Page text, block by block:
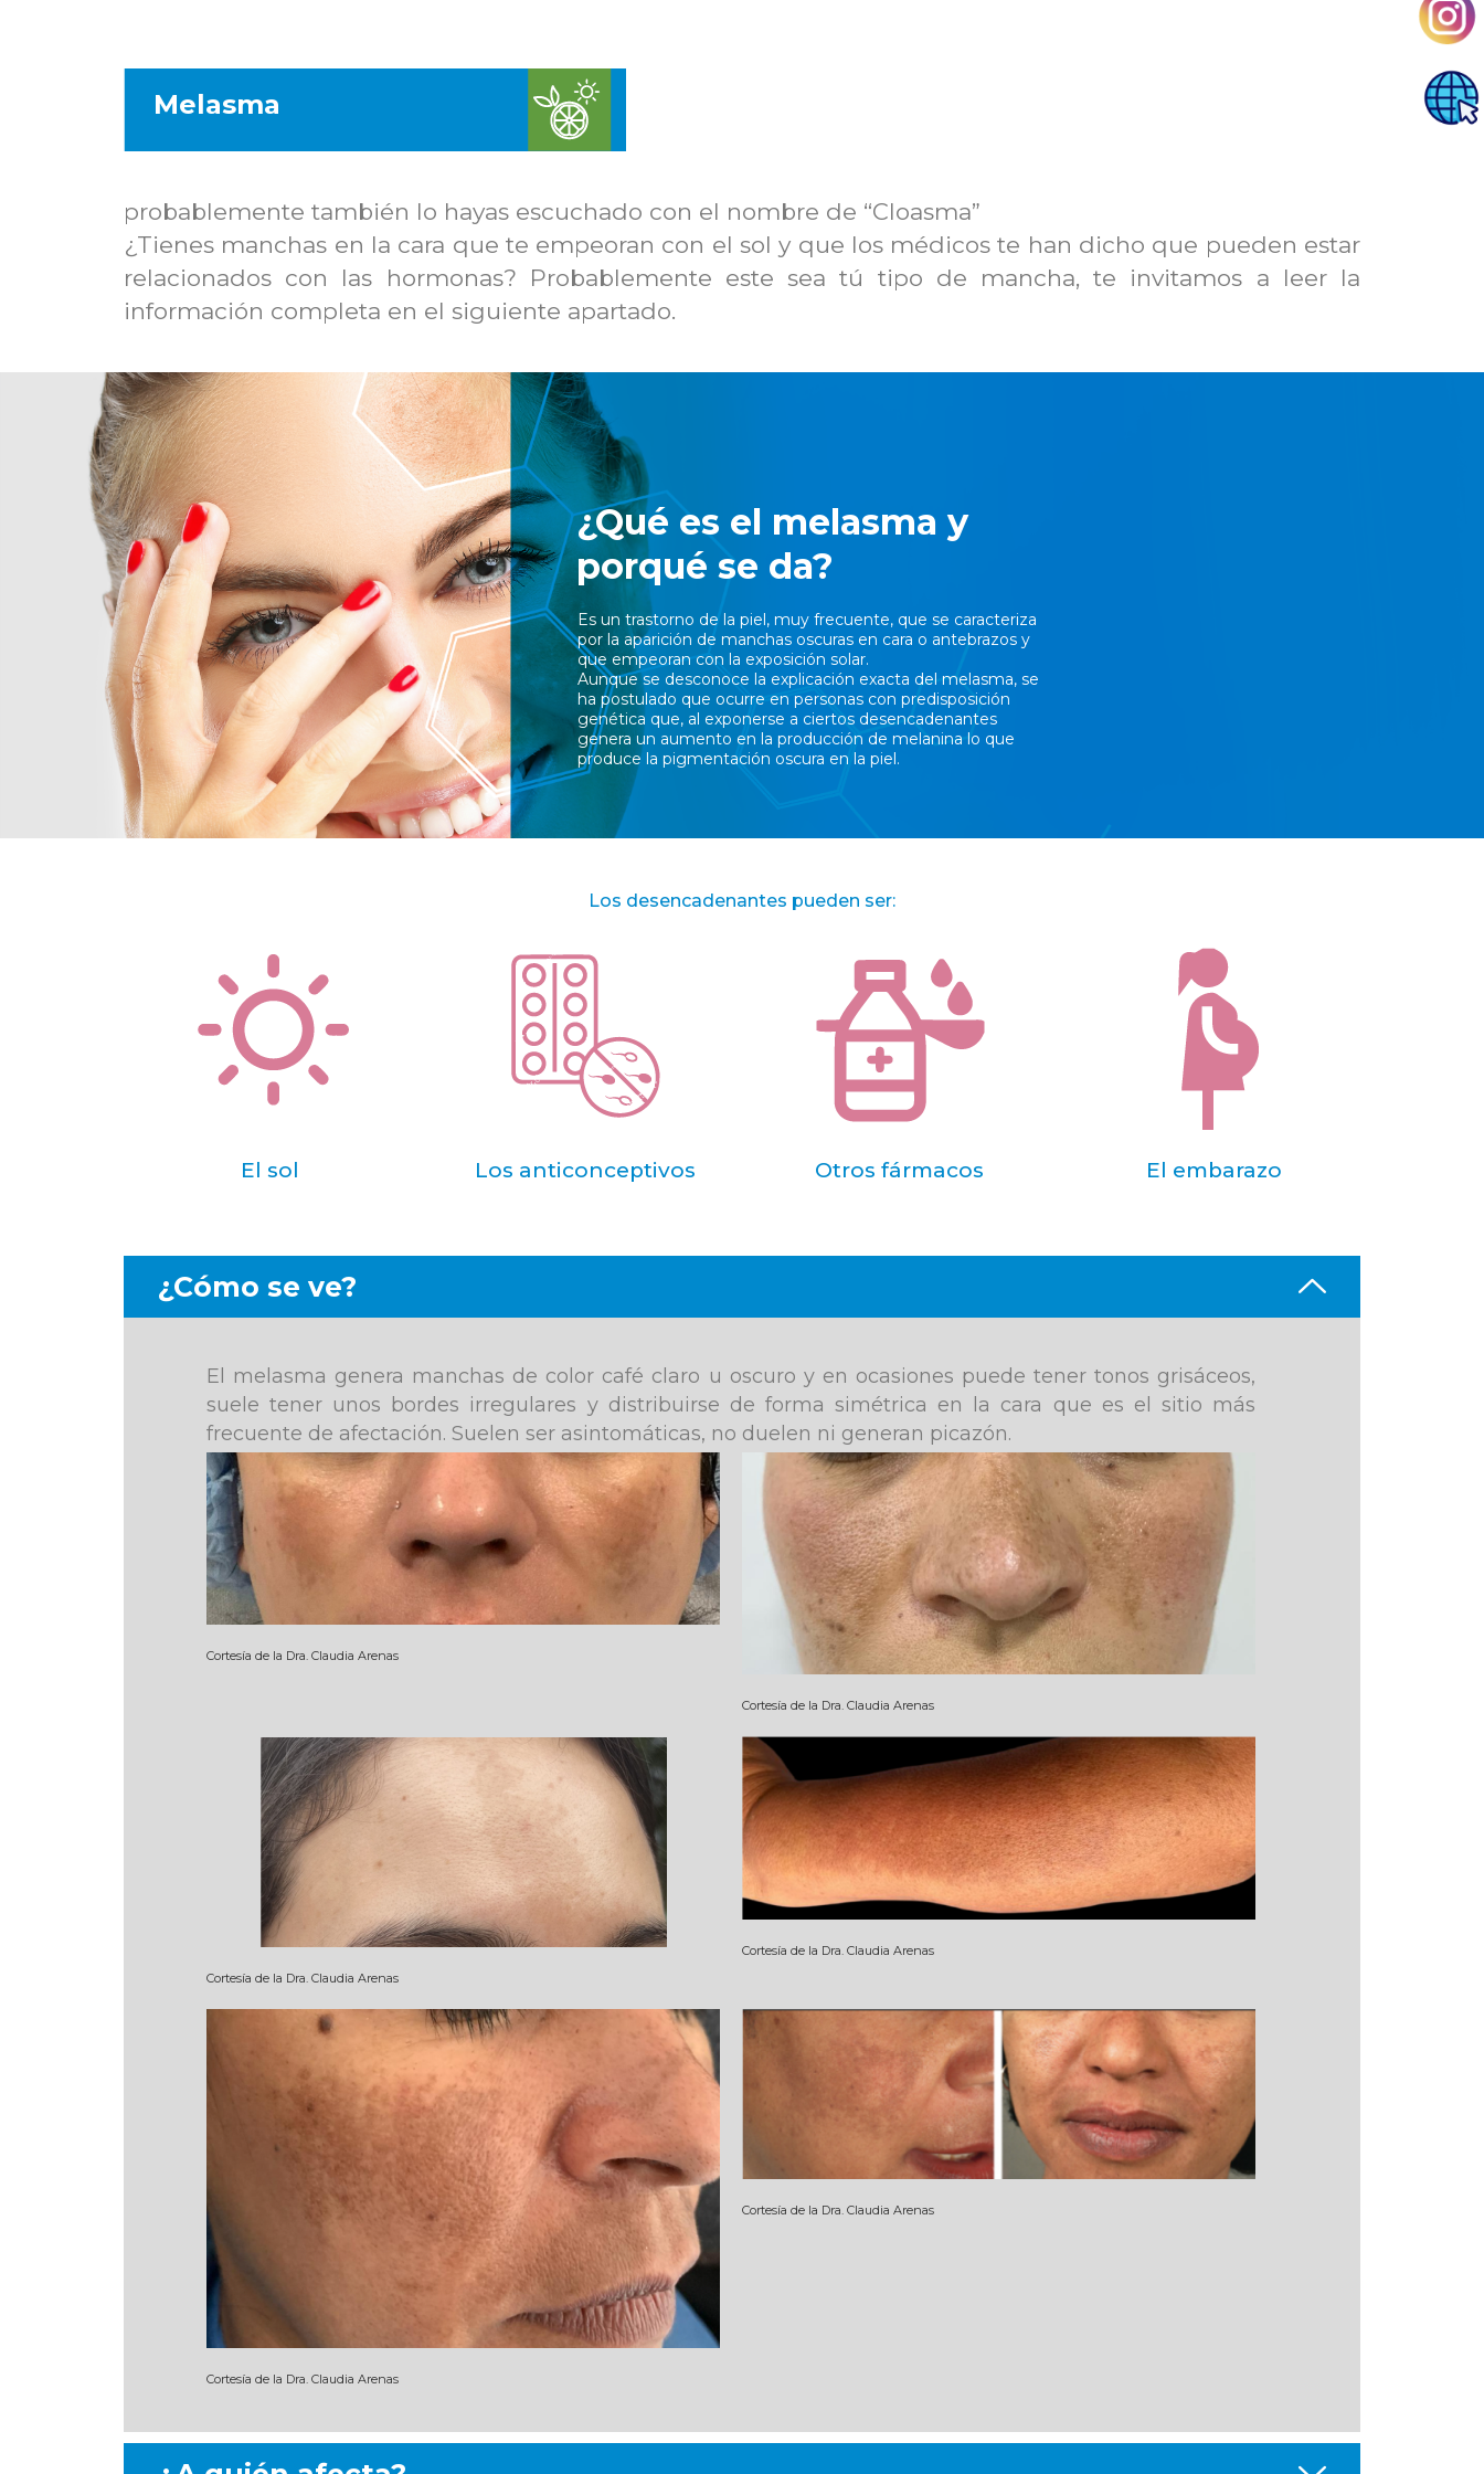
Melasma
probablemente también lo hayas escuchado con el nombre de “Cloasma”
¿Tienes manchas en la cara que te empeoran con el sol y que los médicos te han dicho que pueden estar
relacionados con las hormonas? Probablemente este sea tú tipo de mancha, te invitamos a leer la
información completa en el siguiente apartado.
¿Qué es el melasma y
porqué se da?
Es un trastorno de la piel, muy frecuente, que se caracteriza
por la aparición de manchas oscuras en cara o antebrazos y
que empeoran con la exposición solar.
Aunque se desconoce la explicación exacta del melasma, se
ha postulado que ocurre en personas con predisposición
genética que, al exponerse a ciertos desencadenantes
genera un aumento en la producción de melanina lo que
produce la pigmentación oscura en la piel.
Los desencadenantes pueden ser:
El sol Los anticonceptivos Otros fármacos El embarazo
¿Cómo se ve?
El melasma genera manchas de color café claro u oscuro y en ocasiones puede tener tonos grisáceos,
suele tener unos bordes irregulares y distribuirse de forma simétrica en la cara que es el sitio más
frecuente de afectación. Suelen ser asintomáticas, no duelen ni generan picazón.
Cortesía de la Dra. Claudia Arenas
Cortesía de la Dra. Claudia Arenas
Cortesía de la Dra. Claudia Arenas
Cortesía de la Dra. Claudia Arenas
Cortesía de la Dra. Claudia Arenas
Cortesía de la Dra. Claudia Arenas